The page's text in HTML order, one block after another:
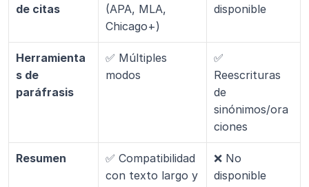
de citas
(APA, MLA,
Chicago+)
disponible
Herramienta
s de
paráfrasis
✅ Múltiples
modos
✅
Reescrituras
de
sinónimos/ora
ciones
Resumen
✅ Compatibilidad
con texto largo y
❌ No
disponible